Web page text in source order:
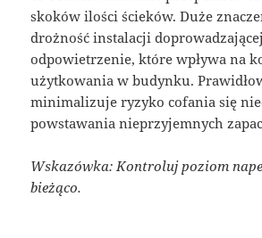
skoków ilości ścieków. Duże
drożność instalacji
odpowietrzenie, które wpływa na
użytkowania w budynku.
minimalizuje ryzyko cofania się
powstawania nieprzyjemnych
Wskazówka: Kontroluj poziom
bieżąco.